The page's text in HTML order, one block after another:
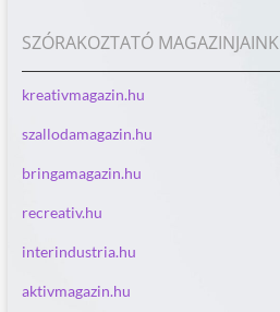
SZÓRAKOZTATÓ MAGAZINJAINK
kreativmagazin.hu
szallodamagazin.hu
bringamagazin.hu
recreativ.hu
interindustria.hu
aktivmagazin.hu